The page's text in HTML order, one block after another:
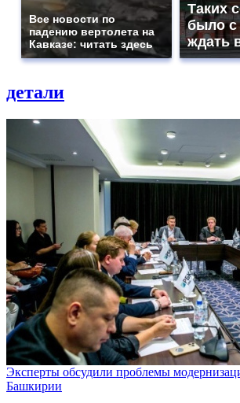
Все новости по
падению вертолета на
Кавказе: читать здесь
Таких
было с
ждать
детали
Эксперты обсудили проблемы
Башкирии